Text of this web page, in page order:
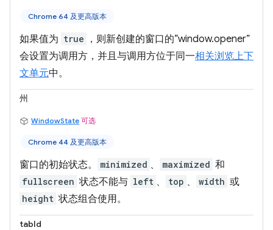
Chrome 64 及更高版本
如果值为 true
，则新创建的窗口的“window.opener”
会设置为调用方，并且与调用方位于同一相关浏览上下
文单元中。
州
WindowState 可选
Chrome 44 及更高版本
窗口的初始状态。 minimized 、 maximized 和
fullscreen 状态不能与 left 、 top 、 width 或
height 状态组合使用。
tabId